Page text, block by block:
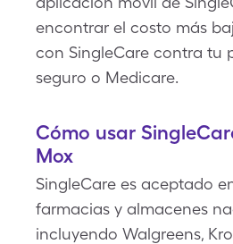
encontrar el costo más
con SingleCare contra tu
seguro o Medicare.
Cómo usar
Mox
SingleCare es aceptado
farmacias y almacenes
incluyendo Walgreens,